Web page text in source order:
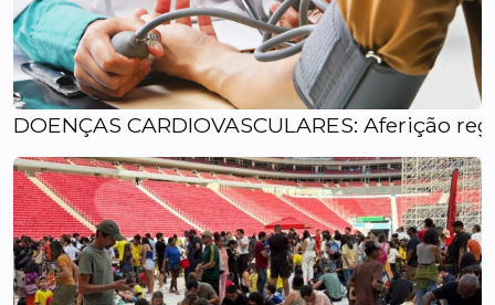
DOENÇAS CARDIOVASCULARES: Aferição